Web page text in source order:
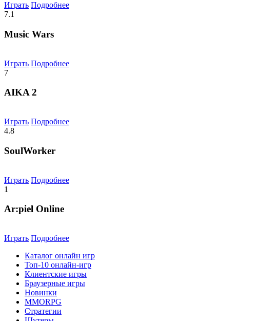
Играть Подробнее
7.1
Music Wars
Играть Подробнее
7
AIKA 2
Играть Подробнее
4.8
SoulWorker
Играть Подробнее
1
Ar:piel Online
Играть Подробнее
Каталог онлайн игр
Топ-10 онлайн-игр
Клиентские игры
Браузерные игры
Новинки
MMORPG
Стратегии